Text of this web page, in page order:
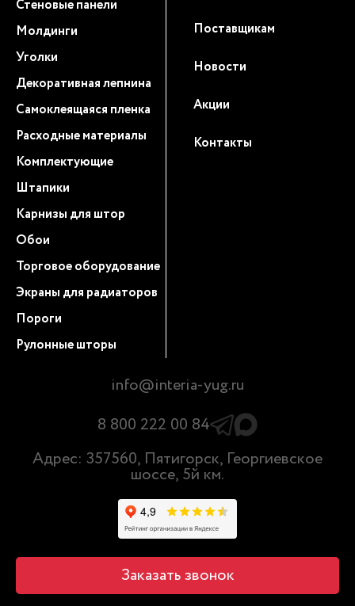
Стеновые панели
Молдинги
Уголки
Декоративная лепнина
Самоклеящаяся пленка
Расходные материалы
Комплектующие
Штапики
Карнизы для штор
Обои
Торговое оборудование
Экраны для радиаторов
Пороги
Рулонные шторы
Поставщикам
Новости
Акции
Контакты
info@interia-yug.ru
8 800 222 00 84
Адрес: 357560, Пятигорск, Георгиевское
шоссе, 5й км.
Заказать звонок